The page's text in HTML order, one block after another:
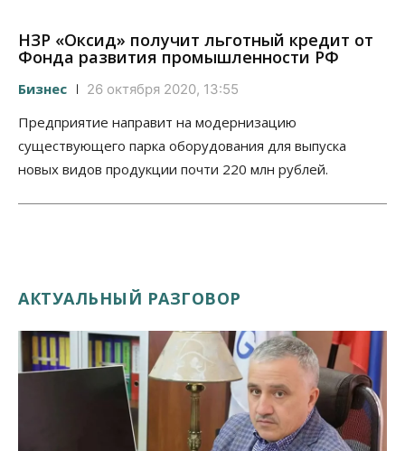
НЗР «Оксид» получит льготный кредит от
Фонда развития промышленности РФ
Бизнес 26 октября 2020, 13:55
Предприятие направит на модернизацию
существующего парка оборудования для выпуска
новых видов продукции почти 220 млн рублей.
АКТУАЛЬНЫЙ РАЗГОВОР